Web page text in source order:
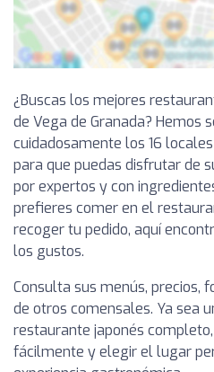
¿Buscas los mejores
de Vega de Granada? Hemos
cuidadosamente los 16
para que puedas disfrutar de
por expertos y con
prefieres comer en el
recoger tu pedido, aquí
los gustos.
Consulta sus menús, precios,
de otros comensales. Ya sea
restaurante japonés
fácilmente y elegir el lugar